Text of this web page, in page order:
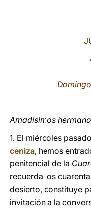
Amadísimos
1. El miércoles
ceniza, hemos
penitencial de la
recuerda los
desierto, constituye
invitación a la